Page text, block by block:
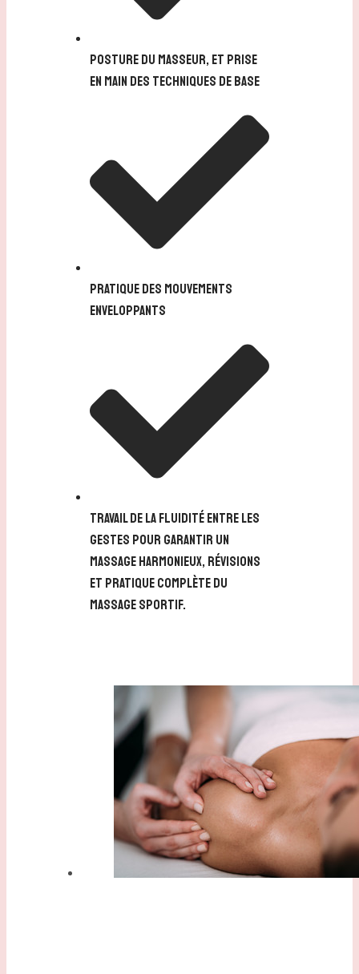
posture du masseur, et prise
en main des techniques de base
Pratique des mouvements
enveloppants
travail de la fluidité entre les
gestes pour garantir un
massage harmonieux, révisions
et pratique complète du
massage Sportif.